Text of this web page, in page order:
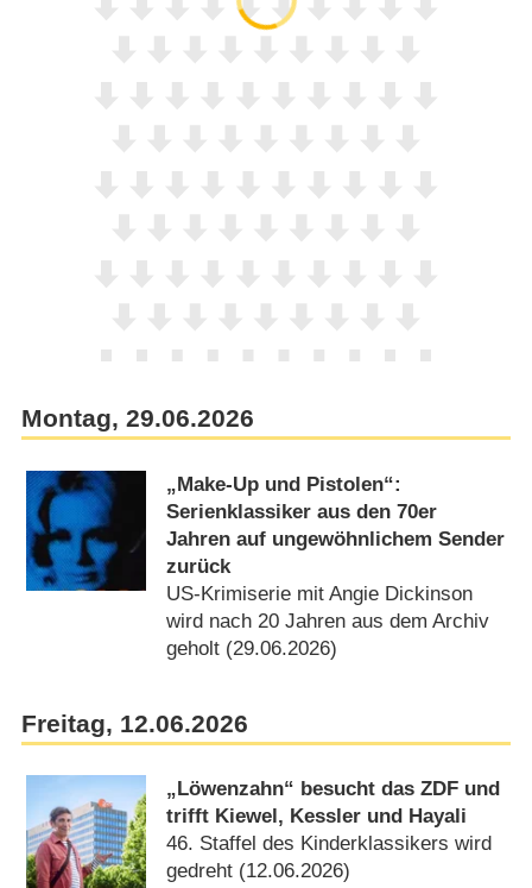
Montag, 29.06.2026
„Make-Up und Pistolen“:
Serienklassiker aus den 70er
Jahren auf ungewöhnlichem Sender
zurück
US-Krimiserie mit Angie Dickinson
wird nach 20 Jahren aus dem Archiv
geholt (29.06.2026)
Freitag, 12.06.2026
„Löwenzahn“ besucht das ZDF und
trifft Kiewel, Kessler und Hayali
46. Staffel des Kinderklassikers wird
gedreht (12.06.2026)